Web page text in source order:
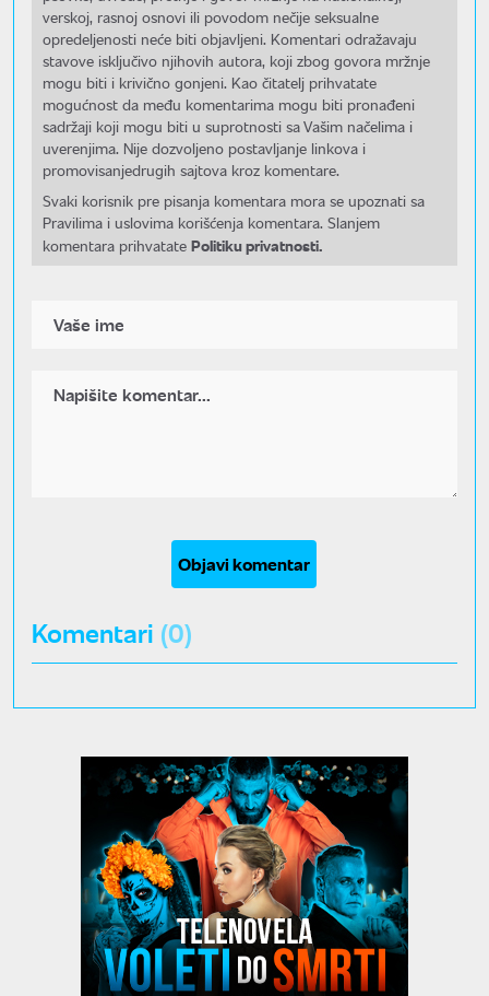
verskoj, rasnoj osnovi ili povodom nečije seksualne
opredeljenosti neće biti objavljeni. Komentari odražavaju
stavove isključivo njihovih autora, koji zbog govora mržnje
mogu biti i krivično gonjeni. Kao čitatelj prihvatate
mogućnost da među komentarima mogu biti pronađeni
sadržaji koji mogu biti u suprotnosti sa Vašim načelima i
uverenjima. Nije dozvoljeno postavljanje linkova i
promovisanjedrugih sajtova kroz komentare.
Svaki korisnik pre pisanja komentara mora se upoznati sa
Pravilima i uslovima korišćenja komentara. Slanjem
komentara prihvatate Politiku privatnosti.
Objavi komentar
Komentari (0)